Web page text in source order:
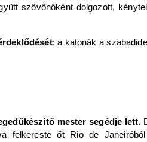
szövőnőként dolgozott,
: a katonák a
mester segédje lett.
felkereste őt Rio de Janeiróból